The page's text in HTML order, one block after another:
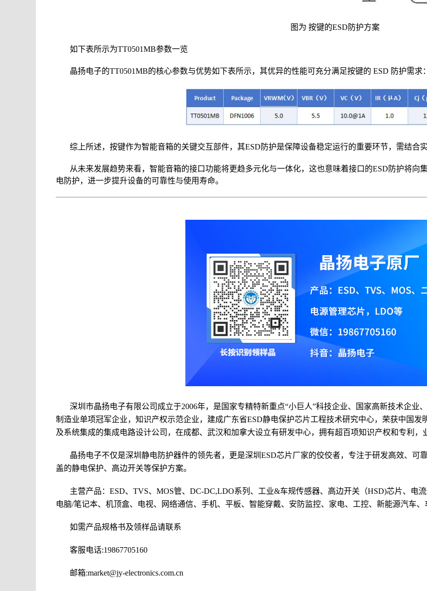
图为 按键的ESD防护方案
如下表所示为TT0501MB参数一览
晶扬电子的TT0501MB的核心参数与优势如下表所示，其优异的性能可充分满足按键的 ESD 防护需求：
综上所述，按键作为智能音箱的关键交互部件，其ESD防护是保障设备稳定运行的重要环节，需结合
从未来发展趋势来看，智能音箱的接口功能将更趋多元化与一体化，这也意味着接口的ESD防护将向
电防护，进一步提升设备的可靠性与使用寿命。
深圳市晶扬电子有限公司 成立于2006年，是国家专精特新重点“小巨人”科技企业、 国家高新技术企业
制造业单项冠军企业，知识产权示范企业，建成广东省ESD静电保护芯片工程技术研究中心，荣获中国
及系统集成的集成电路设计公司 ，在成都、武汉和加拿大设立有研发中心，拥有超百项知识产权和专利，
晶扬电子不仅是深圳静电防护器件的领先者，更是深圳ESD芯片厂家的佼佼者，专注于研发高效、可
盖的静电保护、高边开关等保护方案。
主营产品： ESD、TVS、MOS管、DC-DC,LDO系列、工业&车规传感器、高边开关（HSD)芯片、电
电脑/笔记本、机顶盒、电视、网络通信、手机、平板、智能穿戴、安防监控、家电、工控、 新能源汽车、
如需产品规格书及领样品请联系
客服电话:19867705160
邮箱:market@jy-electronics.com.cn